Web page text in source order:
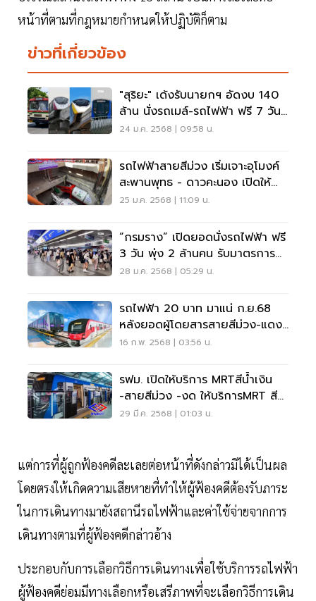
หน้าที่ตามที่กฎหมายกำหนดให้ปฏิบัติก็ตาม
ข่าวที่เกี่ยวข้อง
"สุริยะ" เด้งรับนายกฯ อัดงบ 140
ล้าน นั่งรถเมล์-รถไฟฟ้า ฟรี 7 วัน
แก้ฝุ่นPM2.5
24 ม.ค. 2568 | 09:58 น.
รถไฟฟ้าสายสีม่วง เริ่มเจาะอุโมงค์
สะพานพุทธ - ดาวคะนอง เปิดให้
บริการปี 2572
25 ม.ค. 2568 | 11:09 น.
“กรมราง” เปิดยอดนั่งรถไฟฟ้า ฟรี
3 วัน พุ่ง 2 ล้านคน รับมาตรการ
ฝุ่น PM 2.5
28 ม.ค. 2568 | 05:29 น.
รถไฟฟ้า 20 บาท มาแน่ ก.ย.68
หลังยอดผู้โดยสารสายสีม่วง-แดง
เพิ่มขึ้น
16 ก.พ. 2568 | 03:56 น.
รฟม. เปิดให้บริการ MRTสีน้ำเงิน
-สายสีม่วง -งด ให้บริการMRT สี
เหลือง -สีชมพู ต่ออีก 1 วัน
29 มี.ค. 2568 | 01:03 น.
แต่การที่ผู้ถูกฟ้องคดีละเลยต่อหน้าที่ดังกล่าวมิได้เป็นผล
โดยตรงให้เกิดความเสียหายที่ทำให้ผู้ฟ้องคดีต้องรับภาระ
ในการเดินทางมายังสถานีรถไฟฟ้าและค่าใช้จ่ายจากการ
เดินทางตามที่ผู้ฟ้องคดีกล่าวอ้าง
ประกอบกับการเลือกวิธีการเดินทางเพื่อใช้บริการรถไฟฟ้า
ผู้ฟ้องคดีย่อมมีทางเลือกหรือเสรีภาพที่จะเลือกวิธีการเดิน